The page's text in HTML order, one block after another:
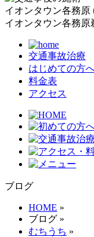
イオンタウン各務
イオンタウン各務
交通事故治療
はじめての方
料金表
アクセス
ブログ
HOME »
ブログ »
むちうち »